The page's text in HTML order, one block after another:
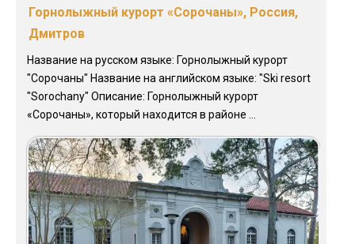
Горнолыжный курорт «Сорочаны», Россия,
Дмитров
Название на русском языке: Горнолыжный курорт
"Сорочаны" Название на английском языке: "Ski resort
"Sorochany" Описание: Горнолыжный курорт
«Сорочаны», который находится в районе ...